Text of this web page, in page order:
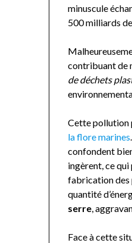
minuscule
500 milliards
contribuant de
de déchets
Cette pollution
la flore marines
confondent
ingèrent, ce
fabrication des
quantité
serre,
Face à cette